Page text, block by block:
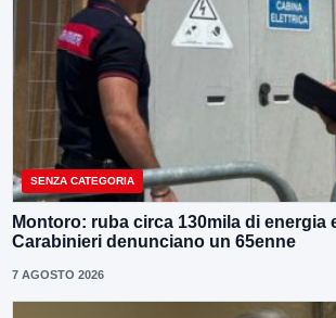
SENZA CATEGORIA
Montoro: ruba circa 130mila di energia
Carabinieri denunciano un 65enne
7 AGOSTO 2026